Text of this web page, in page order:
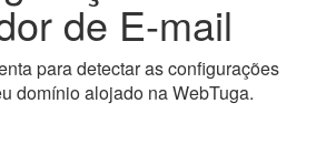
de E-mail
para detectar as configurações
domínio alojado na WebTuga.